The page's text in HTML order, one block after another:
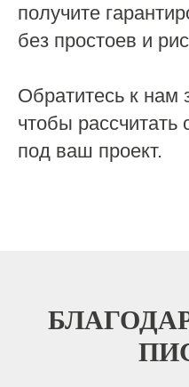
получите
без простоев и
Обратитесь к нам
чтобы рассчитать
под ваш проект.